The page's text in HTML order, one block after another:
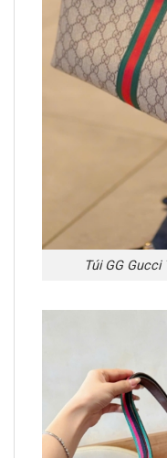
Túi GG